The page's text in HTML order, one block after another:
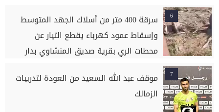
6
سرقة 400 متر من أسلاك الجهد المتوسط
وإسقاط عمود كهرباء يقطع التيار عن
محطات الري بقرية صديق المنشاوي بدار
7
موقف عبد الله السعيد من العودة لتدريبات
الزمالك